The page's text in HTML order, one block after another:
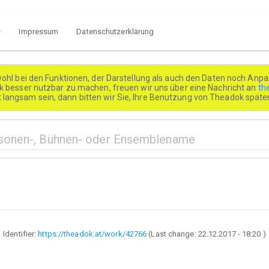
Impressum Datenschutzerklärung
bei den Funktionen, der Darstellung als auch den Daten noch
besser nutzbar zu machen, freuen wir uns über eine Nachricht an
sein, dann bitten wir Sie, Ihre Benutzung von Theadok
Identifier:https://theadok.at/work/42766 (Last change: 22.12.2017 - 18:20 )